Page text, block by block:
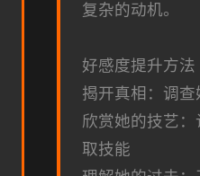
复杂的动机。
好感度提升方法
揭开真相：调查
欣赏她的技艺
取技能